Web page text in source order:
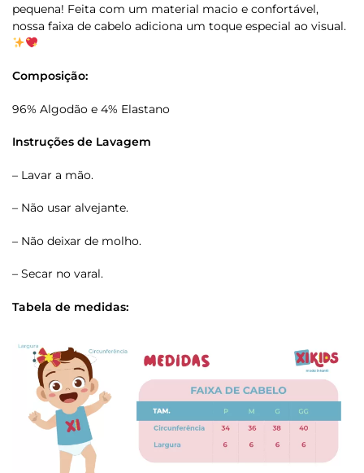
pequena! Feita com um material macio e confortável,
nossa faixa de cabelo adiciona um toque especial ao visual.
Composição:
96% Algodão e 4% Elastano
Instruções de Lavagem
– Lavar a mão.
– Não usar alvejante.
– Não deixar de molho.
– Secar no varal.
Tabela de medidas: